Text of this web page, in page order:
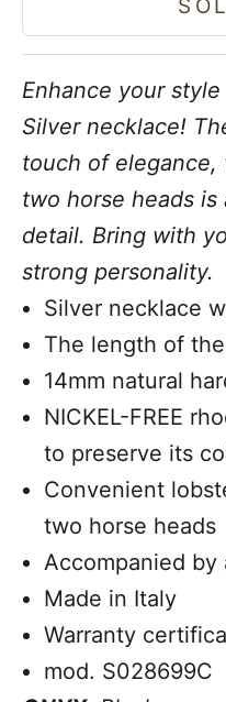
Enhance your
Silver necklace!
touch of
two horse heads
detail. Bring with
strong personality.
Silver necklace
The length of
14mm natural
NICKEL-FREE
to preserve its
Convenient
two horse heads
Accompanied by
Made in Italy
Warranty
mod. S028699C